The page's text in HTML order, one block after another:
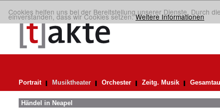
Cookies helfen uns bei der Bereitstellung unserer Dienste. Durch
einverstanden, dass wir Cookies setzen.Weitere Informationen
Portrait Musiktheater Orchester Zeitg. Musik
Händel in Neapel